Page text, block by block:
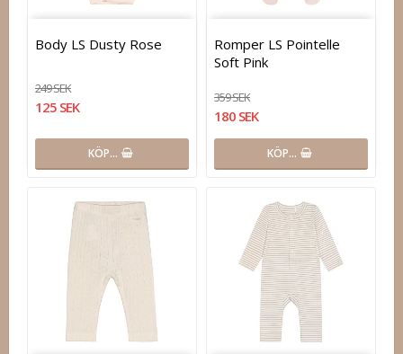
Body LS Dusty Rose
249 SEK
125 SEK
KÖP…
Romper LS Pointelle
Soft Pink
359 SEK
180 SEK
KÖP…